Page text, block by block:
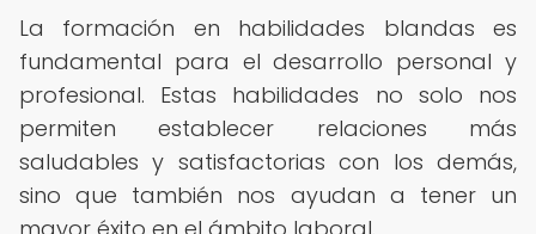
La formación en habilidades blandas es
fundamental para el desarrollo personal y
profesional. Estas habilidades no solo nos
permiten establecer relaciones más
saludables y satisfactorias con los demás,
sino que también nos ayudan a tener un